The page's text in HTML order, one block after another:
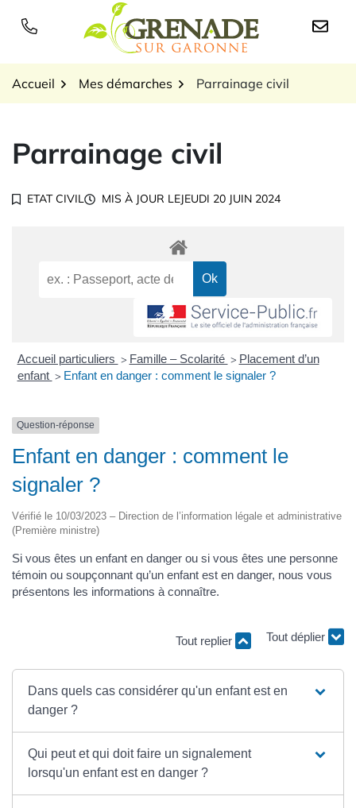
Logo Grenade sur
Accueil Mes démarches Parrainage civil
Parrainage civil
ETAT CIVIL MIS À JOUR LEJEUDI 20 JUIN 2024
Accueil particuliers > Famille – Scolarité > Placement d’un
enfant > Enfant en danger : comment le signaler ?
Question-réponse
Enfant en danger : comment le
signaler ?
Vérifié le 10/03/2023 – Direction de l’information légale et administrative
(Première ministre)
Si vous êtes un enfant en danger ou si vous êtes une personne
témoin ou soupçonnant qu’un enfant est en danger, nous vous
présentons les informations à connaître.
Tout replier Tout déplier
Dans quels cas considérer qu'un enfant est en
danger ?
Qui peut et qui doit faire un signalement
lorsqu'un enfant est en danger ?